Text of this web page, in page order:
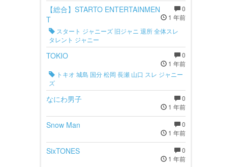
0
1 年前
【総合】STARTO ENTERTAINMEN
T
スタート ジャニーズ 旧ジャニ 退所 全体スレ
タレント ジャニー
0
1 年前
TOKIO
トキオ 城島 国分 松岡 長瀬 山口 スレ ジャニー
ズ
0
1 年前
なにわ男子
0
1 年前
Snow Man
0
1 年前
SixTONES